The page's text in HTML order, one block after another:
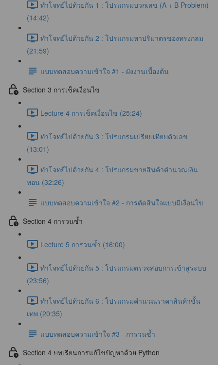
ทำโจทย์ไปด้วยกัน 1 : โปรแกรมบวกเลข (A + B Problem)
(14:42)
ทำโจทย์ไปด้วยกัน 2 : โปรแกรมหาปริมาตรของทรงกลม
(21:59)
แบบทดสอบความเข้าใจ #1 - ผังงานเบื้องต้น
Section 3 การเช็คเงื่อนไข
Lecture 4 การเช็คเงื่อนไข (25:24)
ทำโจทย์ไปด้วยกัน 3 : โปรแกรมเปรียบเทียบตัวเลข
(13:01)
ทำโจทย์ไปด้วยกัน 4 : โปรแกรมขายสินค้าคำนวณเงิน
ทอน (32:26)
แบบทดสอบความเข้าใจ #2 - การตัดสินใจแบบมีเงื่อนไข
Section 4 การวนซ้ำ
Lecture 5 การวนซ้ำ (16:00)
ทำโจทย์ไปด้วยกัน 5 : โปรแกรมตรวจสอบการเข้าสู่ระบบ
(23:56)
ทำโจทย์ไปด้วยกัน 6 : โปรแกรมคำนวณราคาสินค้าขั้น
เทพ (20:35)
แบบทดสอบความเข้าใจ #3 - การวนซ้ำ
Section 4 บทเรียนการแก้ไขปัญหาด้วย Python